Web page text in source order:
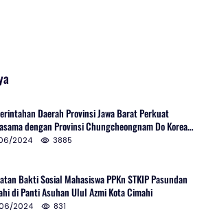
Daerah Provinsi Jawa Barat Perkuat
dengan Provinsi Chungcheongnam Do Korea
2024 3885
Bakti Sosial Mahasiswa PPKn STKIP Pasundan
di Panti Asuhan Ulul Azmi Kota Cimahi
2024 831